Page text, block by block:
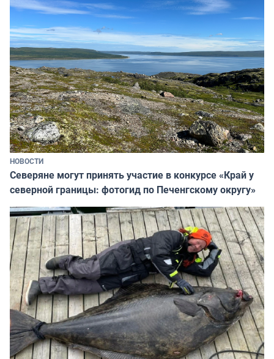
НОВОСТИ
Северяне могут принять участие в конкурсе «Край у
северной границы: фотогид по Печенгскому округу»